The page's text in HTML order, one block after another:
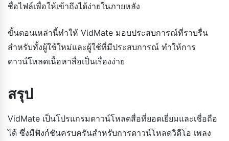
ชื่อไฟล์เพื่อให้เข้าถึงได้ง่ายในภายหลัง
ขั้นตอนเหล่านี้ทำให้ VidMate มอบประสบการณ์ที่ราบรื่น
สำหรับทั้งผู้ใช้ใหม่และผู้ใช้ที่มีประสบการณ์ ทำให้การ
ดาวน์โหลดเนื้อหาสื่อเป็นเรื่องง่าย
สรุป
VidMate เป็นโปรแกรมดาวน์โหลดสื่อที่ยอดเยี่ยมและเชื่อถือ
ได้ ซึ่งมีฟังก์ชันครบครันสำหรับการดาวน์โหลดวิดีโอ เพลง